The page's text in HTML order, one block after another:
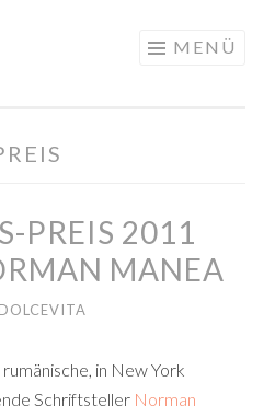
MENÜ
PREIS 2011
MANEA
DOLCEVITA
in New York
Schriftsteller Norman